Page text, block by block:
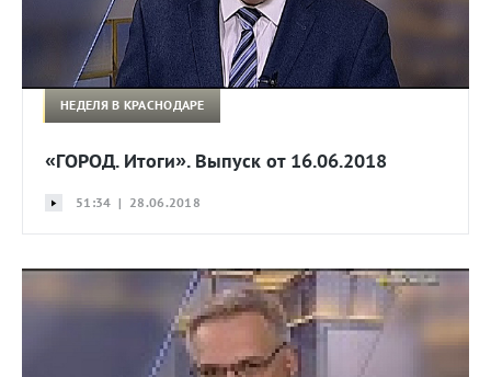
НЕДЕЛЯ В КРАСНОДАРЕ
«ГОРОД. Итоги». Выпуск от 16.06.2018
51:34 | 28.06.2018